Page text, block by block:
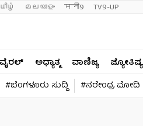
മലയാളം मनी9 TV9-UP
ವೈರಲ್​ ಅಧ್ಯಾತ್ಮ ವಾಣಿಜ್ಯ ಜ್ಯೋತಿಷ್ಯ
#ಬೆಂಗಳೂರು ಸುದ್ದಿ #ನರೇಂದ್ರ ಮೋದಿ